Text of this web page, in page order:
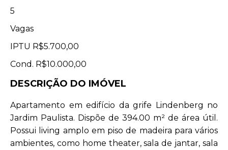
5
Vagas
IPTU R$5.700,00
Cond. R$10.000,00
DESCRIÇÃO DO IMÓVEL
Apartamento em edifício da grife Lindenberg no
Jardim Paulista. Dispõe de 394.00 m² de área útil.
Possui living amplo em piso de madeira para vários
ambientes, como home theater, sala de jantar, sala